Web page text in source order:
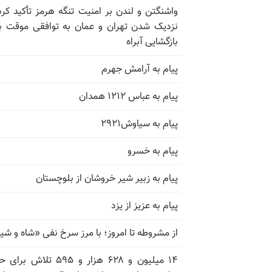
واشنگتن و لندن بر امنیت تنگه هرمز تأکید
نزدیک شدن تهران و عمان به توافقی موقت
بازگشایی آبراه
پیام به آرامش جهرم
پیام به عباس ۱۲۱۲ همدان
پیام به سیاوش۲۹۲۱
پیام به خسرو
پیام به زبیر شیر خروشان از بلوچستان
پیام به عزیز از یزد
از مشروطه تا امروز؛ با مرز سرخ نفی «شاه و
۱۴ میلیون و ۶۲۸ هزار و ۵۹۵